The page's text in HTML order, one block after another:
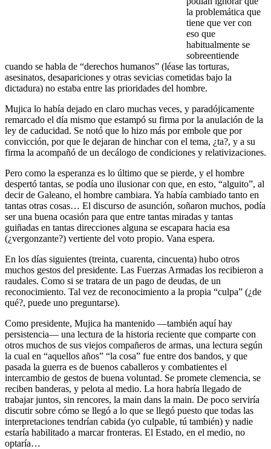
la problemática que
tiene que ver con
eso que
habitualmente se
sobreentiende
cuando se habla de “derechos humanos” (léase las torturas,
asesinatos, desapariciones y otras sevicias cometidas bajo la
dictadura) no estaba entre las prioridades del hombre.
Mujica lo había dejado en claro muchas veces, y paradójicamente
remarcado el día mismo que estampó su firma por la anulación de la
ley de caducidad. Se notó que lo hizo más por embole que por
convicción, por que le dejaran de hinchar con el tema, ¿ta?, y a su
firma la acompañó de un decálogo de condiciones y relativizaciones.
Pero como la esperanza es lo último que se pierde, y el hombre
despertó tantas, se podía uno ilusionar con que, en esto, “alguito”, al
decir de Galeano, el hombre cambiara. Ya había cambiado tanto en
tantas otras cosas… El discurso de asunción, soñaron muchos, podía
ser una buena ocasión para que entre tantas miradas y tantas
guiñadas en tantas direcciones alguna se escapara hacia esa
(¿vergonzante?) vertiente del voto propio. Vana espera.
En los días siguientes (treinta, cuarenta, cincuenta) hubo otros
muchos gestos del presidente. Las Fuerzas Armadas los recibieron a
raudales. Como si se tratara de un pago de deudas, de un
reconocimiento. Tal vez de reconocimiento a la propia “culpa” (¿de
qué?, puede uno preguntarse).
Como presidente, Mujica ha mantenido —también aquí hay
persistencia— una lectura de la historia reciente que comparte con
otros muchos de sus viejos compañeros de armas, una lectura según
la cual en “aquellos años” “la cosa” fue entre dos bandos, y que
pasada la guerra es de buenos caballeros y combatientes el
intercambio de gestos de buena voluntad. Se promete clemencia, se
reciben banderas, y pelota al medio. La hora habría llegado de
trabajar juntos, sin rencores, la main dans la main. De poco serviría
discutir sobre cómo se llegó a lo que se llegó puesto que todas las
interpretaciones tendrían cabida (yo culpable, tú también) y nadie
estaría habilitado a marcar fronteras. El Estado, en el medio, no
optaría…